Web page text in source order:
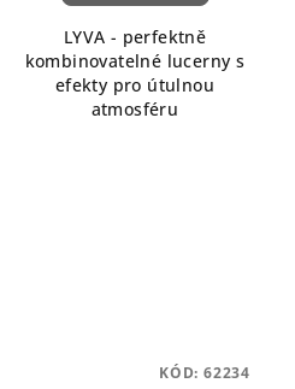
LYVA - perfektně
kombinovatelné lucerny s
efekty pro útulnou
atmosféru
KÓD: 62234